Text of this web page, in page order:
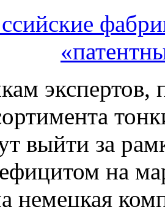
экспертов,
выйти за
на
немецкая